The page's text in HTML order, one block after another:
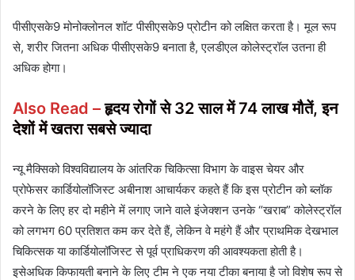
पीसीएसके9 मोनोक्लोनल शॉट पीसीएसके9 प्रोटीन को लक्षित करता है। मूल रूप
से, शरीर जितना अधिक पीसीएसके9 बनाता है, एलडीएल कोलेस्ट्रॉल उतना ही
अधिक होगा।
Also Read –हृदय रोगों से 32 साल में 74 लाख मौतें, इन
देशों में खतरा सबसे ज्यादा
न्यू मैक्सिको विश्वविद्यालय के आंतरिक चिकित्सा विभाग के वाइस चेयर और
प्रोफेसर कार्डियोलॉजिस्ट अबीनाश आचार्यकर कहते हैं कि इस प्रोटीन को ब्लॉक
करने के लिए हर दो महीने में लगाए जाने वाले इंजेक्शन उनके “खराब” कोलेस्ट्रॉल
को लगभग 60 प्रतिशत कम कर देते हैं, लेकिन वे महंगे हैं और प्राथमिक देखभाल
चिकित्सक या कार्डियोलॉजिस्ट से पूर्व प्राधिकरण की आवश्यकता होती है।
इसेअधिक किफायती बनाने के लिए टीम ने एक नया टीका बनाया है जो विशेष रूप से